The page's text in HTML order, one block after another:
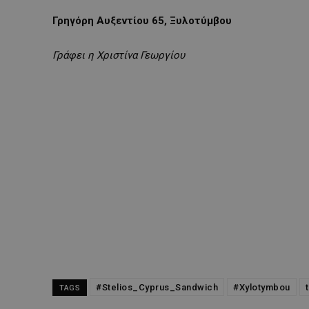
Γρηγόρη Αυξεντίου 65, Ξυλοτύμβου
Γράφει η Χριστίνα Γεωργίου
TAGS #Stelios_Cyprus_Sandwich #Xylotymbou